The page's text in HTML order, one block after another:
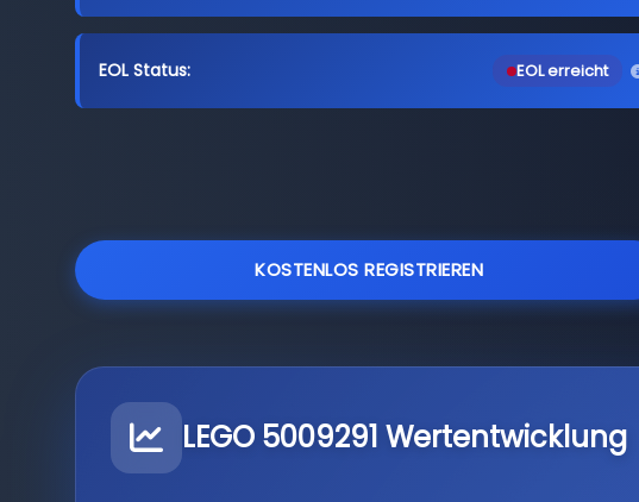
EOL Status: EOL erreicht
KOSTENLOS REGISTRIEREN
LEGO 5009291 Wertentwicklung